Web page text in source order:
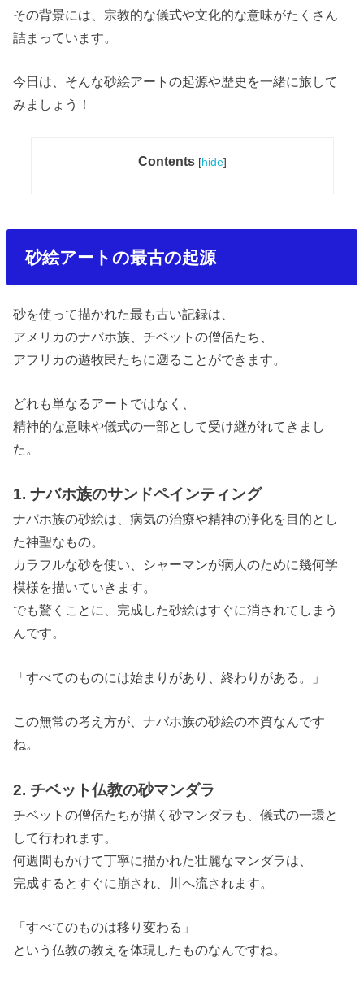
その背景には、宗教的な儀式や文化的な意味がたくさん
詰まっています。
今日は、そんな砂絵アートの起源や歴史を一緒に旅して
みましょう！
Contents [hide]
砂絵アートの最古の起源
砂を使って描かれた最も古い記録は、
アメリカのナバホ族、チベットの僧侶たち、
アフリカの遊牧民たちに遡ることができます。
どれも単なるアートではなく、
精神的な意味や儀式の一部として受け継がれてきまし
た。
1. ナバホ族のサンドペインティング
ナバホ族の砂絵は、病気の治療や精神の浄化を目的とし
た神聖なもの。
カラフルな砂を使い、シャーマンが病人のために幾何学
模様を描いていきます。
でも驚くことに、完成した砂絵はすぐに消されてしまう
んです。
「すべてのものには始まりがあり、終わりがある。」
この無常の考え方が、ナバホ族の砂絵の本質なんです
ね。
2. チベット仏教の砂マンダラ
チベットの僧侶たちが描く砂マンダラも、儀式の一環と
して行われます。
何週間もかけて丁寧に描かれた壮麗なマンダラは、
完成するとすぐに崩され、川へ流されます。
「すべてのものは移り変わる」
という仏教の教えを体現したものなんですね。